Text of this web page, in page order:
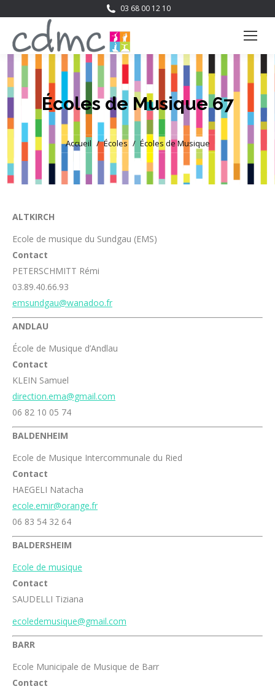
03 68 00 12 10
Écoles de Musique 67
Vous êtes ici :
Accueil Écoles Écoles de Musique
ALTKIRCH
Ecole de musique du Sundgau (EMS)
Contact
PETERSCHMITT Rémi
03.89.40.66.93
emsundgau@wanadoo.fr
ANDLAU
École de Musique d’Andlau
Contact
KLEIN Samuel
direction.ema@gmail.com
06 82 10 05 74
BALDENHEIM
Ecole de Musique Intercommunale du Ried
Contact
HAEGELI Natacha
ecole.emir@orange.fr
06 83 54 32 64
BALDERSHEIM
Ecole de musique
Contact
SAUDELLI Tiziana
ecoledemusique@gmail.com
BARR
Ecole Municipale de Musique de Barr
Contact